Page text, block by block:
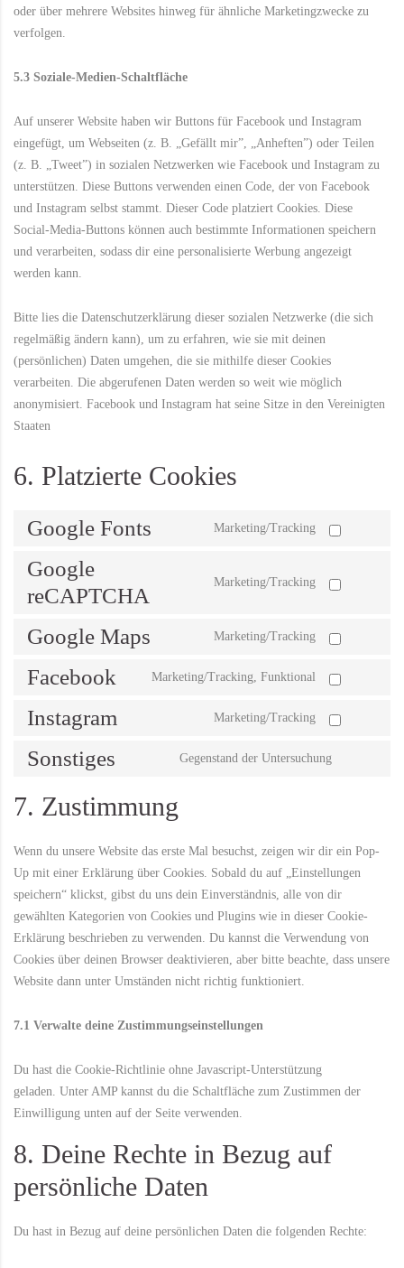
oder über mehrere Websites hinweg für ähnliche Marketingzwecke zu
verfolgen.
5.3 Soziale-Medien-Schaltfläche
Auf unserer Website haben wir Buttons für Facebook und Instagram
eingefügt, um Webseiten (z. B. „Gefällt mir”, „Anheften”) oder Teilen
(z. B. „Tweet”) in sozialen Netzwerken wie Facebook und Instagram zu
unterstützen. Diese Buttons verwenden einen Code, der von Facebook
und Instagram selbst stammt. Dieser Code platziert Cookies. Diese
Social-Media-Buttons können auch bestimmte Informationen speichern
und verarbeiten, sodass dir eine personalisierte Werbung angezeigt
werden kann.
Bitte lies die Datenschutzerklärung dieser sozialen Netzwerke (die sich
regelmäßig ändern kann), um zu erfahren, wie sie mit deinen
(persönlichen) Daten umgehen, die sie mithilfe dieser Cookies
verarbeiten. Die abgerufenen Daten werden so weit wie möglich
anonymisiert. Facebook und Instagram hat seine Sitze in den Vereinigten
Staaten
6. Platzierte Cookies
Google Fonts Marketing/Tracking
Google
reCAPTCHA
Marketing/Tracking
Google Maps Marketing/Tracking
Facebook Marketing/Tracking, Funktional
Instagram Marketing/Tracking
Sonstiges Gegenstand der Untersuchung
7. Zustimmung
Wenn du unsere Website das erste Mal besuchst, zeigen wir dir ein Pop-
Up mit einer Erklärung über Cookies. Sobald du auf „Einstellungen
speichern“ klickst, gibst du uns dein Einverständnis, alle von dir
gewählten Kategorien von Cookies und Plugins wie in dieser Cookie-
Erklärung beschrieben zu verwenden. Du kannst die Verwendung von
Cookies über deinen Browser deaktivieren, aber bitte beachte, dass unsere
Website dann unter Umständen nicht richtig funktioniert.
7.1 Verwalte deine Zustimmungseinstellungen
Du hast die Cookie-Richtlinie ohne Javascript-Unterstützung
geladen. Unter AMP kannst du die Schaltfläche zum Zustimmen der
Einwilligung unten auf der Seite verwenden.
8. Deine Rechte in Bezug auf
persönliche Daten
Du hast in Bezug auf deine persönlichen Daten die folgenden Rechte: